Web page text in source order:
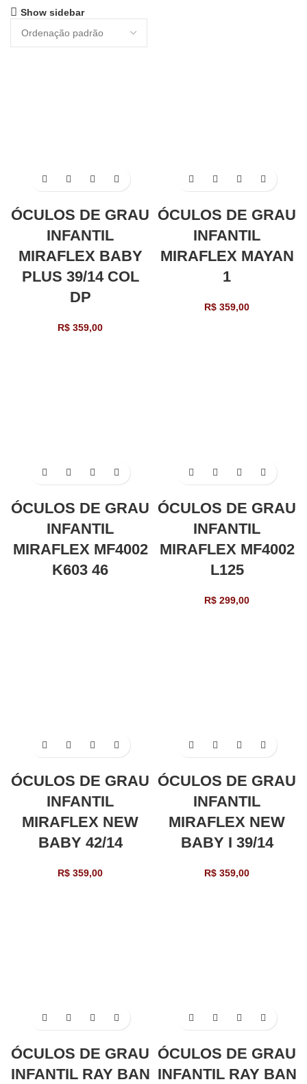
Show sidebar
ÓCULOS DE GRAU
INFANTIL
MIRAFLEX BABY
PLUS 39/14 COL
DP
R$ 359,00
ÓCULOS DE GRAU
INFANTIL
MIRAFLEX MAYAN
1
R$ 359,00
ÓCULOS DE GRAU
INFANTIL
MIRAFLEX MF4002
K603 46
ÓCULOS DE GRAU
INFANTIL
MIRAFLEX MF4002
L125
R$ 299,00
ÓCULOS DE GRAU
INFANTIL
MIRAFLEX NEW
BABY 42/14
R$ 359,00
ÓCULOS DE GRAU
INFANTIL
MIRAFLEX NEW
BABY I 39/14
R$ 359,00
ÓCULOS DE GRAU
INFANTIL RAY BAN
ÓCULOS DE GRAU
INFANTIL RAY BAN